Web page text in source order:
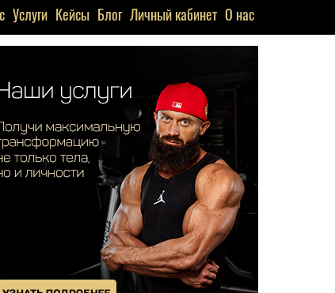
Услуги Кейсы Блог Личный кабинет О нас